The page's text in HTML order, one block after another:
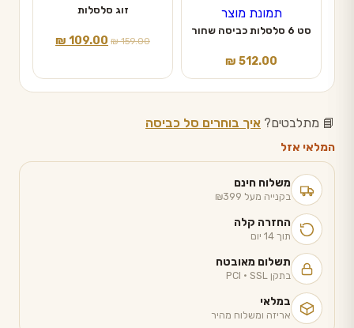
סט 6 סלסלות כביסה שחור
₪ 512.00
זוג סלסלות
₪159.00
המחיר
היה:
₪ 159.00.
₪ 109.00
המחיר
הוא:
₪ 109.00.
📘 מתלבטים? איך בוחרים סל כביסה
המלאי אזל
משלוח חינם
בקנייה מעל ₪399
החזרה קלה
תוך 14 יום
תשלום מאובטח
בתקן PCI · SSL
במלאי
אריזה ומשלוח מהיר